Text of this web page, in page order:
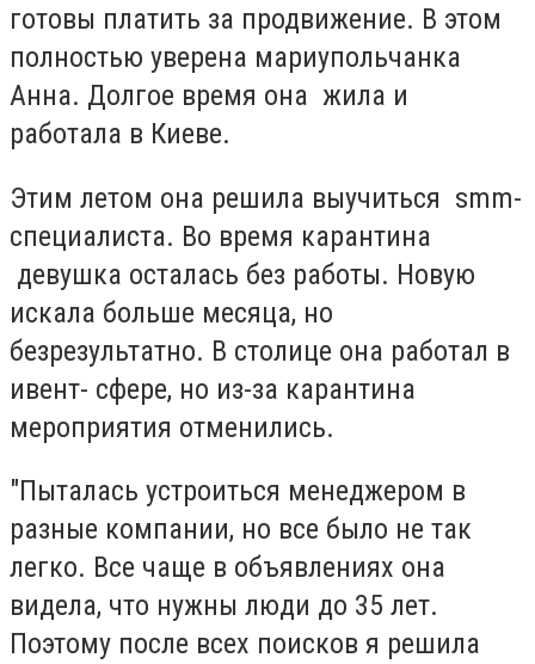
готовы платить за продвижение. В этом
полностью уверена мариупольчанка
Анна. Долгое время она жила и
работала в Киеве.
Этим летом она решила выучиться smm-
специалиста. Во время карантина
девушка осталась без работы. Новую
искала больше месяца, но
безрезультатно. В столице она работал в
ивент- сфере, но из-за карантина
мероприятия отменились.
"Пыталась устроиться менеджером в
разные компании, но все было не так
легко. Все чаще в объявлениях она
видела, что нужны люди до 35 лет.
Поэтому после всех поисков я решила